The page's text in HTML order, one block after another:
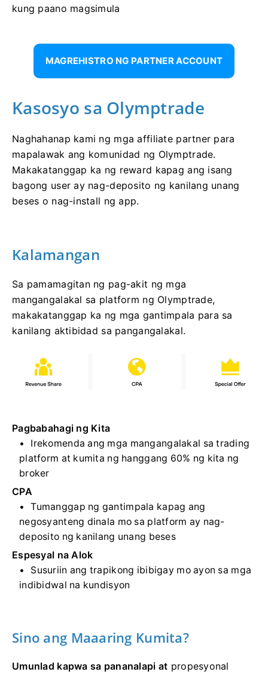
kung paano magsimula
MAGREHISTRO NG PARTNER ACCOUNT
Kasosyo sa Olymptrade
Naghahanap kami ng mga affiliate partner para
mapalawak ang komunidad ng Olymptrade.
Makakatanggap ka ng reward kapag ang isang
bagong user ay nag-deposito ng kanilang unang
beses o nag-install ng app.
Kalamangan
Sa pamamagitan ng pag-akit ng mga
mangangalakal sa platform ng Olymptrade,
makakatanggap ka ng mga gantimpala para sa
kanilang aktibidad sa pangangalakal.
Pagbabahagi ng Kita
Irekomenda ang mga mangangalakal sa trading
platform at kumita ng hanggang 60% ng kita ng
broker
CPA
Tumanggap ng gantimpala kapag ang
negosyanteng dinala mo sa platform ay nag-
deposito ng kanilang unang beses
Espesyal na Alok
Susuriin ang trapikong ibibigay mo ayon sa mga
indibidwal na kundisyon
Sino ang Maaaring Kumita?
Umunlad kapwa sa pananalapi at propesyonal